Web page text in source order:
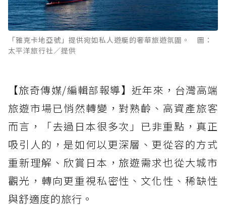
「雅克卡地亞號」提供宛如私人遊艇的奢華旅遊氛圍。 圖：
太平洋旅行社／提供
【旅奇傳媒/編輯部報導】近年來，台灣高端
旅遊市場已悄然轉變，對熟齡、高資產旅客
而言，「去過日本很多次」已非重點，真正
吸引人的，是如何以更深層、更從容的方式
重新理解、欣賞日本，旅遊需求也從大城市
觀光，轉向更重視私密性、文化性、稀缺性
與舒適度的旅行。